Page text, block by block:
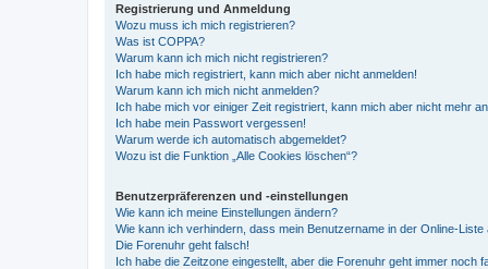
Registrierung und Anmeldung
Wozu muss ich mich registrieren?
Was ist COPPA?
Warum kann ich mich nicht registrieren?
Ich habe mich registriert, kann mich aber nicht anmelden!
Warum kann ich mich nicht anmelden?
Ich habe mich vor einiger Zeit registriert, kann mich aber nicht mehr
Ich habe mein Passwort vergessen!
Warum werde ich automatisch abgemeldet?
Wozu ist die Funktion „Alle Cookies löschen“?
Benutzerpräferenzen und -einstellungen
Wie kann ich meine Einstellungen ändern?
Wie kann ich verhindern, dass mein Benutzername in der Online-Liste
Die Forenuhr geht falsch!
Ich habe die Zeitzone eingestellt, aber die Forenuhr geht immer noch